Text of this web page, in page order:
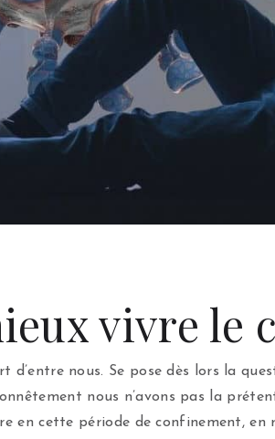
vivre le
nous. Se pose dès lors la
nous n’avons pas la
en cette période de confinement, en